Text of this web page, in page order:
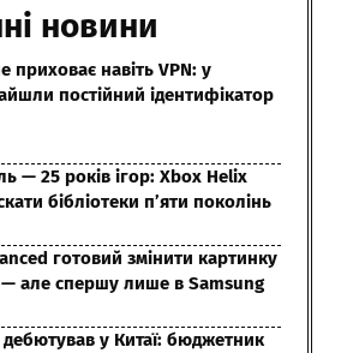
новини
приховає навіть VPN: у
постійний ідентифікатор
— 25 років ігор: Xbox Helix
бібліотеки п’яти поколінь
готовий змінити картинку
— але спершу лише в Samsung
дебютував у Китаї: бюджетник